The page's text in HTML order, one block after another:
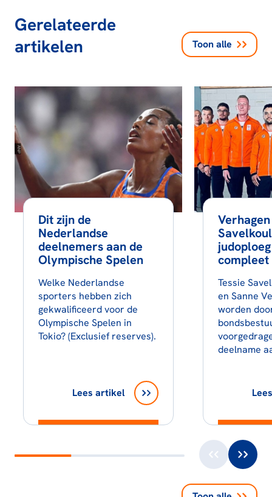
Gerelateerde
artikelen
Toon alle
Dit zijn de
Nederlandse
deelnemers aan de
Olympische Spelen
Welke Nederlandse
sporters hebben zich
gekwalificeerd voor de
Olympische Spelen in
Tokio? (Exclusief reserves).
Lees artikel
compleet
Tessie
en Sanne
worden
deelname